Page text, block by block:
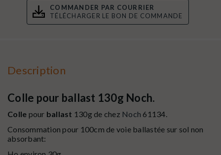
COMMANDER PAR COURRIER
TÉLÉCHARGER LE BON DE COMMANDE
Description
Colle pour ballast 130g Noch.
Colle pour ballast 130g de chez Noch 61134.
Consommation pour 100cm de voie ballastée sur sol non
absorbant: